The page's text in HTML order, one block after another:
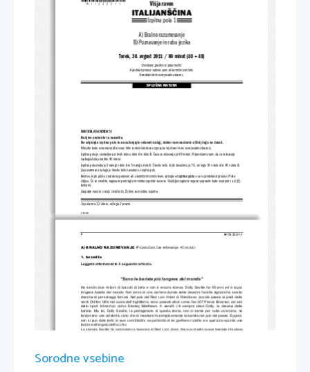
Izpitna pola 1
A) Bralno razumevanje
B) Poznavanje in raba jezika
Dovoljeno gradivo in pripomočki:
Kandidat prinese nalivno pero ali kemični svinčnik.
Kandidat dobi ocenjevalni obrazec.
ITALIJANŠČINA
Ta pola ima 12 strani, od tega 2 prazni.
Torek, 30. avgust 2011 / 80 minut (40 + 40)
Višja raven
SPLOŠNA MATURA
NAVODILA KANDIDATU
Pazljivo preberite ta navodila.
Ne odpirajte izpitne pole in ne začenjajte reševati nalog, dokler vam nadzorni učitelj tega ne dovoli.
Prilepite kodo oziroma vpišite svojo šifro (v okvirček desno zgoraj na tej strani in na ocenjevalni obrazec).
Izpitna pola je sestavljena iz dveh delov, dela A in dela B. Časa za reševanje je 80 minut. Priporočamo vam, da za reševanje
vsakega dela porabite 40 minut.
Izpitna pola vsebuje 2 nalogi v delu A in 5 nalog v delu B. Število točk, ki jih dosežete, je 70, od tega 30 v delu A in 40 v delu B.
Za posamezno nalogo je število točk navedeno v izpitni poli.
Rešitve, ki jih pišite z nalivnim peresom ali s kemičnim svinčnikom, vpisujte v izpitno polo v za to predvideni prostor. Pišite
čitljivo. Če se zmotite, napisano prečrtajte in rešitev zapišite na novo. Nečitljivi zapisi in nejasni popravki bodo ocenjeni z nič (0)
točkami.
Zaupajte vase in v svoje zmožnosti. Želimo vam veliko uspeha.
© RIC 2011
M112-222-1-1
2
A) BRALNO RAZUMEVANJE (Priporočeni čas reševanja: 40 minut)
1. besedilo
Leggete attentamente il seguente articolo.
“Sono la barista più longeva del mondo”
Ha  servito  due  milioni  di  boccali  di  birra  e  non  è ancora  stanca.  Dolly  Saville  ha  95  anni  ed  è  la  più
longeva barista del mondo. Nel corso di una carriera durata sette decenni l’arzilla signora ha servito
dozzine  di  personaggi  famosi.  Nel  pub  del  Red  Lion  Hotel  di  Wendover,  piccolo  paese  ai  piedi  delle
verdi Chilton Hills nel cuore dell’Inghilterra, sono passati attori come l’ex 007 Pierce Brosnan, ed eroi
dello  sport  britannico  come  Stanley  Matthews.  A servirli  c’è  sempre  stata  Dolly,  la  decana  delle
bariste.  Ma  lei,  Dolly  Saville,  la  protagonista  di questa  storia,  non  si  sente  per  nulla  un’eroina,  né
tantomeno una celebrità, visto che di mestiere fa semplicemente la barista nel pub del paese. Eppure,
non si può dare torto ai suoi concittadini, se parlando di lei gonfiano il petto e a qualcuno spunta una
lacrima all’angolo dell’occhio.
La signora Saville ha cominciato a lavorare al Red Lion, dopo che suo marito aveva lasciato l’impiego
ritrovata a spillare birra e servire ai tavoli.
“Amo questo lavoro”, ha spiegato in un’intervista la
Sorodne vsebine